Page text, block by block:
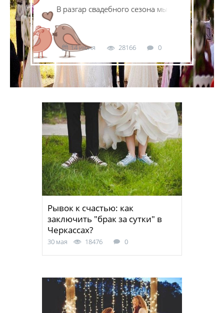
В разгар свадебного сезона мы
узнали, сколько стоит регистрация
проведение популярной сегодня
выездной церемонии.
14 июня 28166 0
Рывок к счастью: как
заключить "брак за сутки" в
Черкассах?
30 мая 18476 0